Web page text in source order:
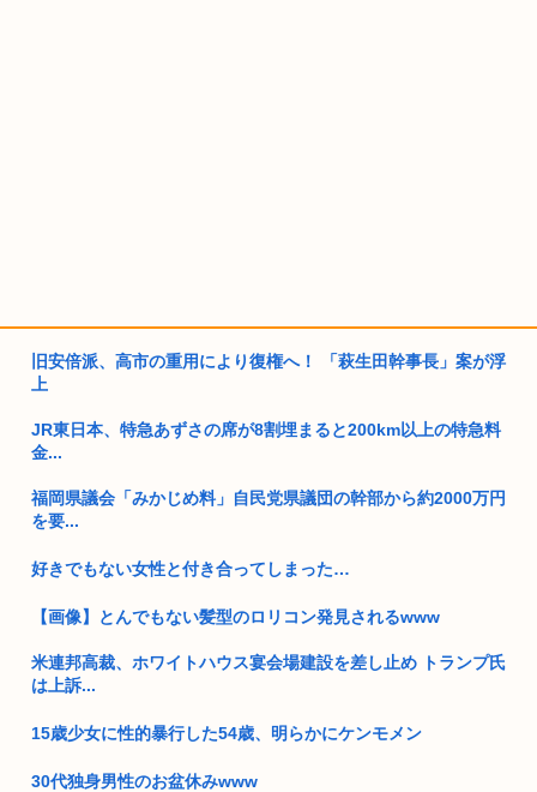
旧安倍派、高市の重用により復権へ！ 「萩生田幹事長」案が浮
上
JR東日本、特急あずさの席が8割埋まると200km以上の特急料
金...
福岡県議会「みかじめ料」自民党県議団の幹部から約2000万円
を要...
好きでもない女性と付き合ってしまった…
【画像】とんでもない髪型のロリコン発見されるwww
米連邦高裁、ホワイトハウス宴会場建設を差し止め トランプ氏
は上訴...
15歳少女に性的暴行した54歳、明らかにケンモメン
30代独身男性のお盆休みwww